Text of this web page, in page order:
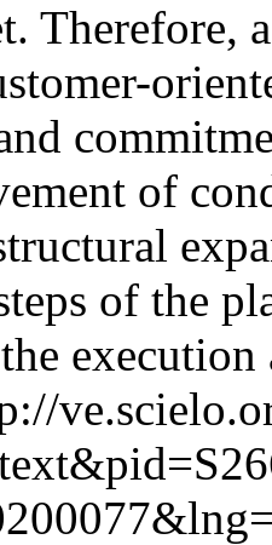
Therefore,
of
of the